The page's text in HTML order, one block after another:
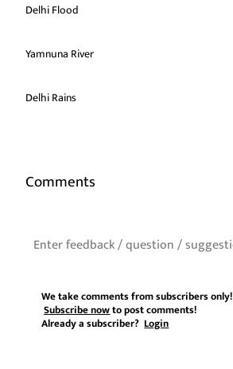
Delhi Flood
Yamnuna River
Delhi Rains
Comments
We take comments from subscribers only!
Subscribe nowto post comments!
Already a subscriber?Login